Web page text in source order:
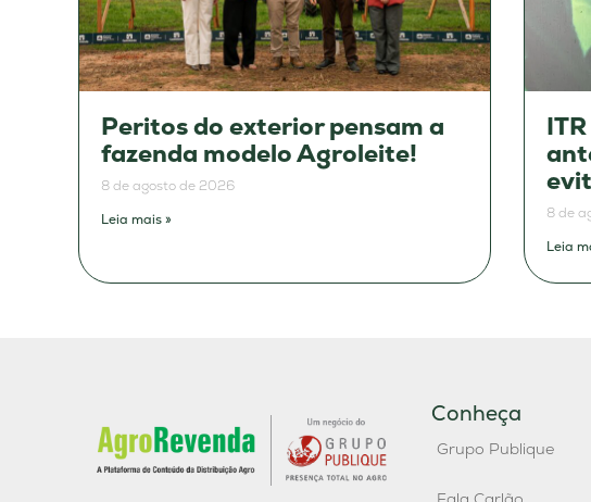
Peritos do exterior pensam a
fazenda modelo Agroleite!
8 de agosto de 2026
Leia mais »
8 de
Leia
Conheça
Grupo Publique